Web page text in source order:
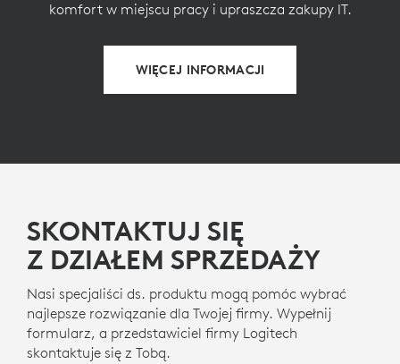
komfort w miejscu pracy i upraszcza zakupy IT.
WIĘCEJ INFORMACJI
SKONTAKTUJ SIĘ
Z DZIAŁEM SPRZEDAŻY
Nasi specjaliści ds. produktu mogą pomóc wybrać
najlepsze rozwiązanie dla Twojej firmy. Wypełnij
formularz, a przedstawiciel firmy Logitech
skontaktuje się z Tobą.